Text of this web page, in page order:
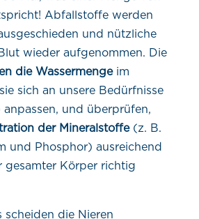
Abfallstoffe werden
und nützliche
wieder aufgenommen. Die
die Wassermengeim
sich an unsere Bedürfnisse
und überprüfen,
der Mineralstoffe(z. B.
und Phosphor) ausreichend
gesamter Körper richtig
scheiden die Nieren